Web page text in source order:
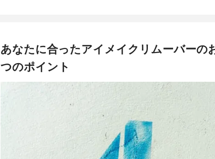
あなたに合ったアイメイクリムーバーの
つのポイント